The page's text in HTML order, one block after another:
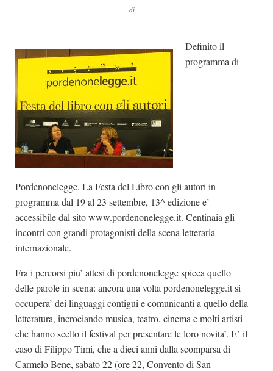
Chi siamo
Dicono di Noi
Rassegna Stampa
Archivio
Autori
Generi
Partnership
Giallo Stresa
Premio Chiara
A Tutto Volume
Salone di Torino
Marketing
di
Definito il
programma di
Pordenonelegge. La Festa del Libro con gli autori in
programma dal 19 al 23 settembre, 13^ edizione e’
accessibile dal sitowww.pordenonelegge.it. Centinaia gli
incontri con grandi protagonisti della scena letteraria
internazionale.
Fra i percorsi piu’ attesi di pordenonelegge spicca quello
delle parole in scena: ancora una volta pordenonelegge.it si
occupera’ dei linguaggi contigui e comunicanti a quello della
letteratura, incrociando musica, teatro, cinema e molti artisti
che hanno scelto il festival per presentare le loro novita’. E’ il
caso di Filippo Timi, che a dieci anni dalla scomparsa di
Carmelo Bene, sabato 22 (ore 22, Convento di San